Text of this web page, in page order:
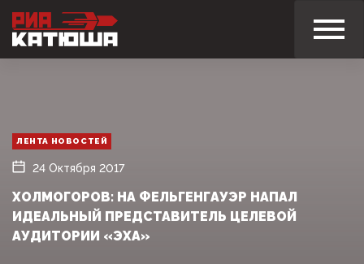
ЛЕНТА НОВОСТЕЙ
24 Октября 2017
ХОЛМОГОРОВ: НА ФЕЛЬГЕНГАУЭР НАПАЛ
ИДЕАЛЬНЫЙ ПРЕДСТАВИТЕЛЬ ЦЕЛЕВОЙ
АУДИТОРИИ «ЭХА»